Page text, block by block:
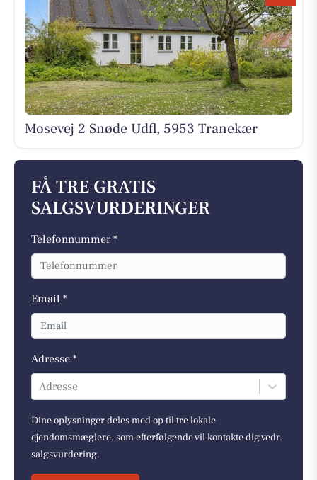
Mosevej 2 Snøde Udfl, 5953 Tranekær
FÅ TRE GRATIS
SALGSVURDERINGER
Telefonnummer *
Email *
Adresse *
Adresse
Dine oplysninger deles med op til tre lokale
ejendomsmæglere, som efterfølgende vil kontakte dig vedr.
salgsvurdering.